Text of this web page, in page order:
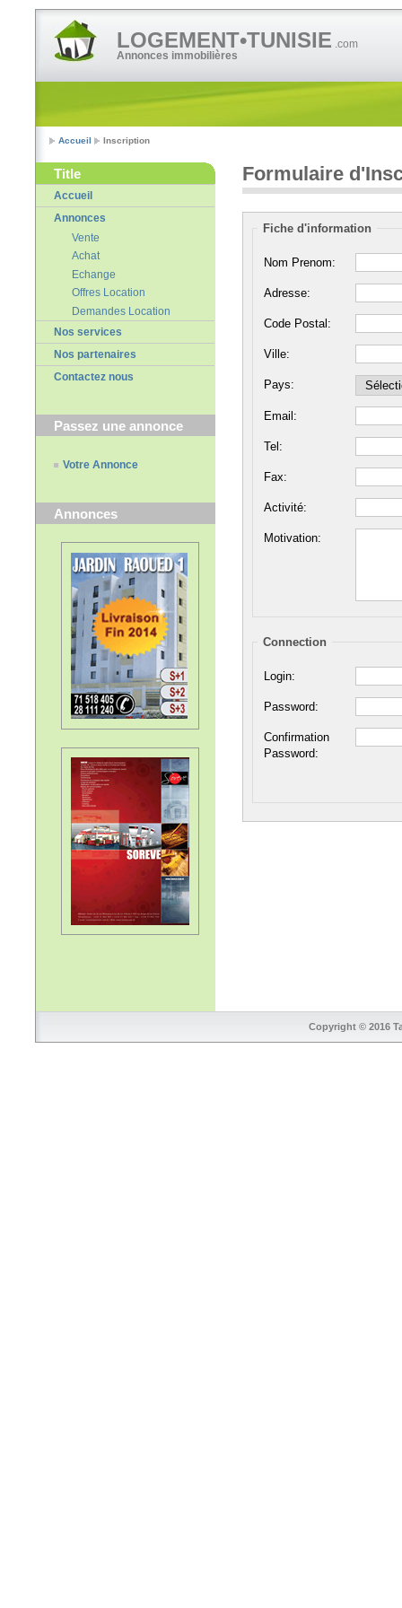
LOGEMENT•TUNISIE .com
Annonces immobilières
Accueil Inscription
Title
Accueil
Annonces
Vente
Achat
Echange
Offres Location
Demandes Location
Nos services
Nos partenaires
Contactez nous
Passez une annonce
Votre Annonce
Annonces
Formulaire
Fiche d'information
Nom Prenom:
Adresse:
Code Postal:
Ville:
Pays:
Email:
Tel:
Fax:
Activité:
Motivation:
Connection
Login:
Password:
Confirmation
Password:
Copyright © 2016